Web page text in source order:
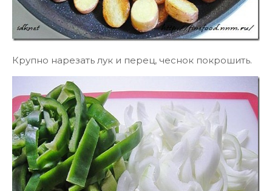
Крупно нарезать лук и перец, чеснок покрошить.